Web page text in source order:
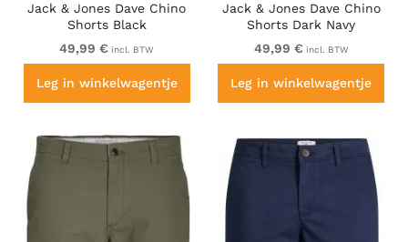
Jack & Jones Dave Chino
Shorts Black
49,99 € incl. BTW
Leg in winkelwagentje
Jack & Jones Dave Chino
Shorts Dark Navy
49,99 € incl. BTW
Leg in winkelwagentje